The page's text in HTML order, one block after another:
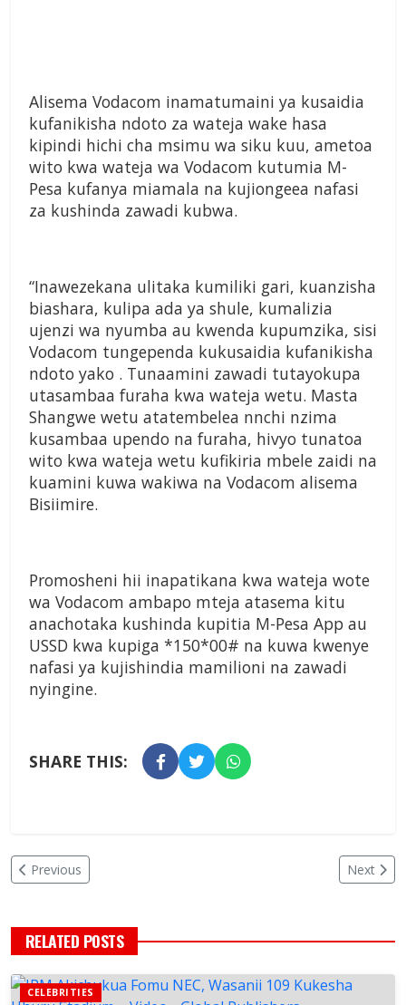
Alisema Vodacom inamatumaini ya kusaidia
kufanikisha ndoto za wateja wake hasa
kipindi hichi cha msimu wa siku kuu, ametoa
wito kwa wateja wa Vodacom kutumia M-
Pesa kufanya miamala na kujiongeea nafasi
za kushinda zawadi kubwa.
“Inawezekana ulitaka kumiliki gari, kuanzisha
biashara, kulipa ada ya shule, kumalizia
ujenzi wa nyumba au kwenda kupumzika, sisi
Vodacom tungependa kukusaidia kufanikisha
ndoto yako . Tunaamini zawadi tutayokupa
utasambaa furaha kwa wateja wetu. Masta
Shangwe wetu atatembelea nnchi nzima
kusambaa upendo na furaha, hivyo tunatoa
wito kwa wateja wetu kufikiria mbele zaidi na
kuamini kuwa wakiwa na Vodacom alisema
Bisiimire.
Promosheni hii inapatikana kwa wateja wote
wa Vodacom ambapo mteja atasema kitu
anachotaka kushinda kupitia M-Pesa App au
USSD kwa kupiga *150*00# na kuwa kwenye
nafasi ya kujishindia mamilioni na zawadi
nyingine.
SHARE THIS:
Previous Next
RELATED POSTS
CELEBRITIES